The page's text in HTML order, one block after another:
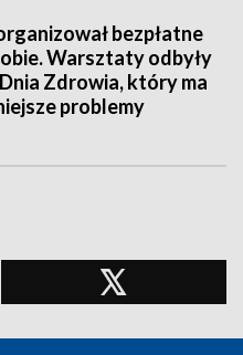
bezpłatne
Warsztaty odbyły
Zdrowia, który ma
problemy